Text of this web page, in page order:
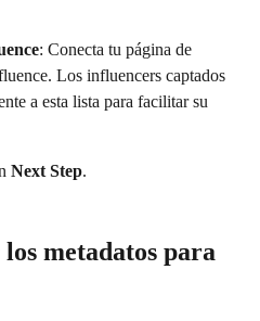
: Conecta tu página de
Los influencers captados
a esta lista para facilitar su
Next Step.
metadatos para